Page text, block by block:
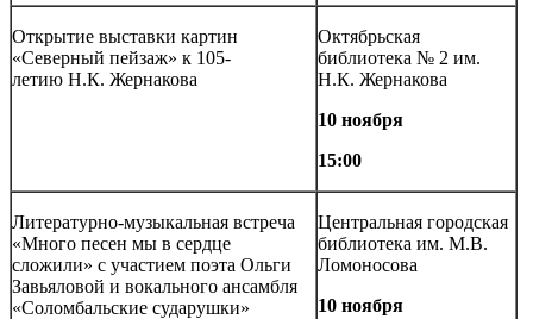
Открытие выставки картин
«Северный пейзаж» к 105-
летию Н.К. Жернакова
Октябрьская
библиотека № 2 им.
Н.К. Жернакова
10 ноября
15:00
Литературно-музыкальная встреча
«Много песен мы в сердце
сложили» с участием поэта Ольги
Завьяловой и вокального ансамбля
«Соломбальские сударушки»
Центральная городская
библиотека им. М.В.
Ломоносова
10 ноября